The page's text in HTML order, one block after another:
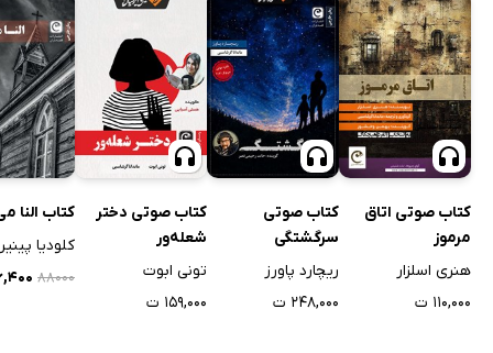
کتاب صوتی اتاق
مرموز
هنری اسلزار
۱۱۰,۰۰۰ ت
کتاب صوتی
سرگشتگی
ریچارد پاورز
۲۴۸,۰۰۰ ت
کتاب صوتی دختر
شعله‌ور
تونی ابوت
۱۵۹,۰۰۰ ت
کتاب النا
کلودیا
۸۸۰۰۰